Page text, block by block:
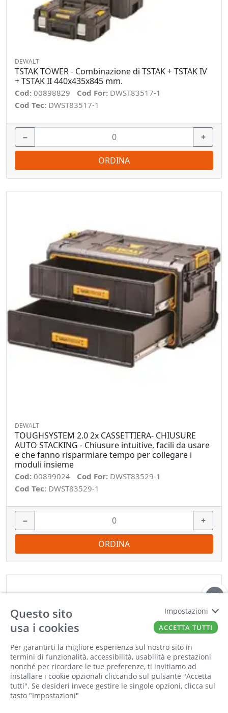
DEWALT
TSTAK TOWER - Combinazione di TSTAK + TSTAK IV
+ TSTAK II 440x435x845 mm.
Cod: 00898829 Cod For: DWST83517-1
Cod Tec: DWST83517-1
− +
ORDINA
DEWALT
TOUGHSYSTEM 2.0 2x CASSETTIERA- CHIUSURE
AUTO STACKING - Chiusure intuitive, facili da usare
e che fanno risparmiare tempo per collegare i
moduli insieme
Cod: 00899024 Cod For: DWST83529-1
Cod Tec: DWST83529-1
− +
ORDINA
Questo sito
usa i cookies
Per garantirti la migliore esperienza sul nostro sito in
termini di funzionalità, accessibilità, usabilità e prestazioni
nonché per ricordare le tue preferenze, ti invitiamo ad
installare i cookie opzionali cliccando sul pulsante "Accetta
tutti". Se desideri invece gestire le singole opzioni, clicca sul
tasto "Impostazioni"
Impostazioni
ACCETTA TUTTI